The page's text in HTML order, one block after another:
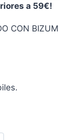
a 59€!
CON BIZUM